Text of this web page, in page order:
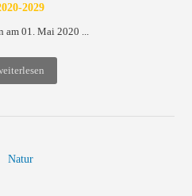
2029
am 01. Mai 2020 ...